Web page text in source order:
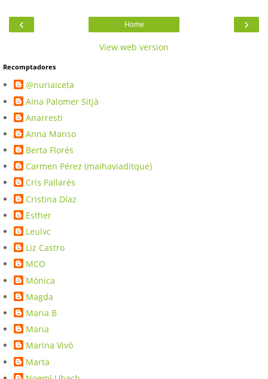
‹ ›
Home
View web version
Recomptadores
@nuriaiceta
Aina Palomer Sitjà
Anarresti
Anna Manso
Berta Florés
Carmen Pérez (maihaviaditque)
Cris Pallarès
Cristina Díaz
Esther
Leulvc
Liz Castro
MCO
Mònica
Magda
Maria B
Maria
Marina Vivó
Marta